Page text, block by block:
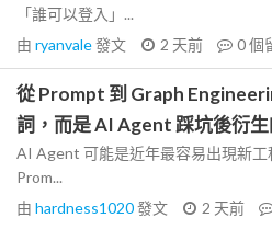
「誰可以登入」...
由 ryanvale發文 2 天前 0個
從 Prompt 到 Graph
詞，而是 AI Agent 踩坑後衍
AI Agent 可能是近年最容易出現新
Prom...
由 hardness1020發文 2 天前